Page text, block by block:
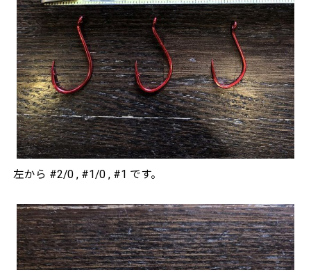
左から #2/0 , #1/0 , #1 です。